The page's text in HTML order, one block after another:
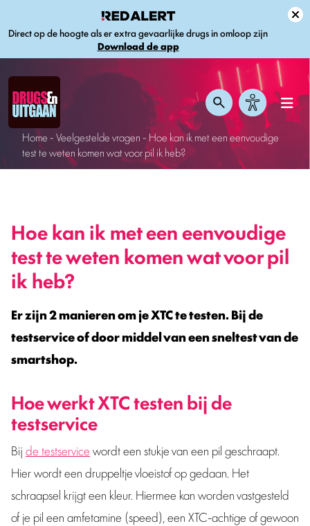
Direct op de hoogte als er extra gevaarlijke drugs in omloop zijn
Download de app
Home-Veelgestelde vragen-Hoe kan ik met een eenvoudige
test te weten komen wat voor pil ik heb?
Hoe kan ik met een eenvoudige
test te weten komen wat voor pil
ik heb?
Er zijn 2 manieren om je XTC te testen. Bij de
testservice of door middel van een sneltest van de
smartshop.
Hoe werkt XTC testen bij de
testservice
Bijde testservicewordt een stukje van een pil geschraapt.
Hier wordt een druppeltje vloeistof op gedaan. Het
schraapsel krijgt een kleur. Hiermee kan worden vastgesteld
of je pil een amfetamine (speed), een XTC-achtige of gewoon